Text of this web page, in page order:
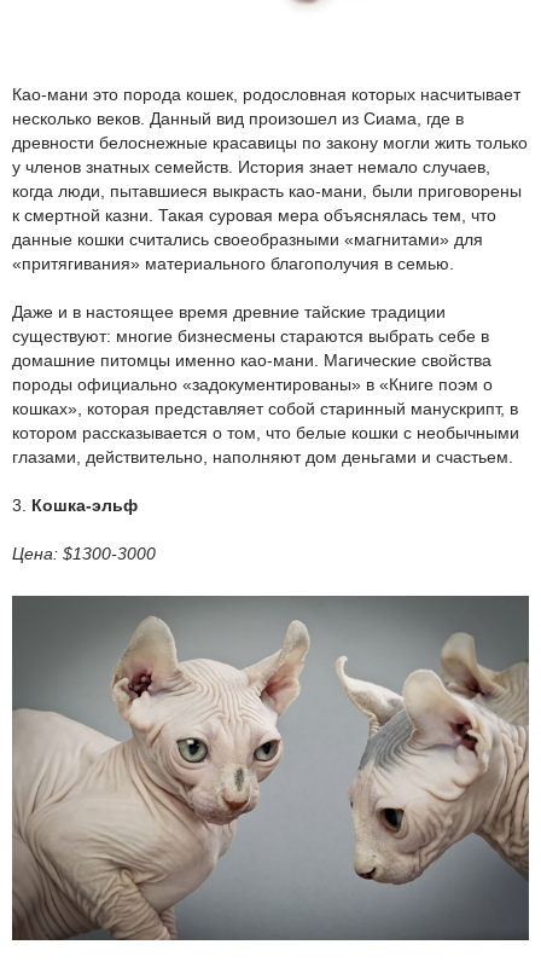
Као-мани это порода кошек, родословная которых насчитывает
несколько веков. Данный вид произошел из Сиама, где в
древности белоснежные красавицы по закону могли жить только
у членов знатных семейств. История знает немало случаев,
когда люди, пытавшиеся выкрасть као-мани, были приговорены
к смертной казни. Такая суровая мера объяснялась тем, что
данные кошки считались своеобразными «магнитами» для
«притягивания» материального благополучия в семью.
Даже и в настоящее время древние тайские традиции
существуют: многие бизнесмены стараются выбрать себе в
домашние питомцы именно као-мани. Магические свойства
породы официально «задокументированы» в «Книге поэм о
кошках», которая представляет собой старинный манускрипт, в
котором рассказывается о том, что белые кошки с необычными
глазами, действительно, наполняют дом деньгами и счастьем.
3. Кошка-эльф
Цена: $1300-3000